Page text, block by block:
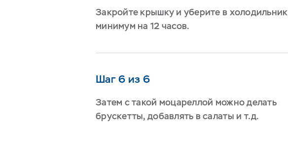
Закройте крышку и уберите в холодильник
минимум на 12 часов.
Шаг 6 из 6
Затем с такой моцареллой можно делать
брускетты, добавлять в салаты и т.д.